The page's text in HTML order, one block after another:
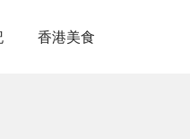
香港美食